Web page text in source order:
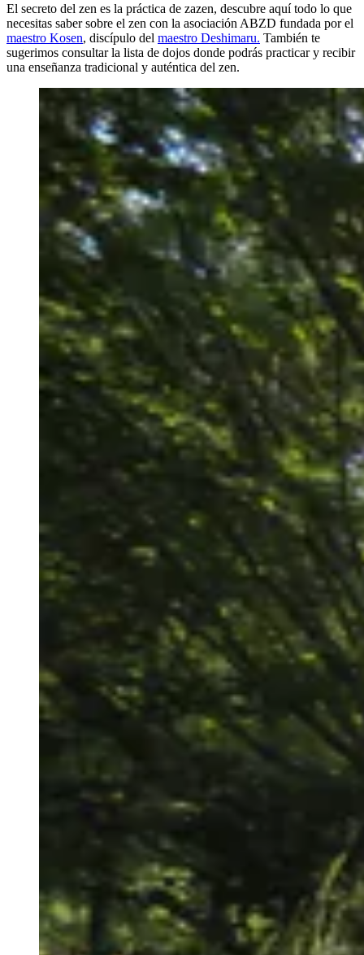
El secreto del zen es la práctica de zazen, descubre aquí todo lo que
necesitas saber sobre el zen con la asociación ABZD fundada por el
maestro Kosen, discípulo del maestro Deshimaru. También te
sugerimos consultar la lista de dojos donde podrás practicar y recibir
una enseñanza tradicional y auténtica del zen.